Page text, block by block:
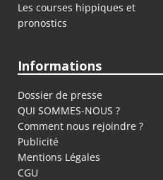
Les courses hippiques et
pronostics
Informations
Dossier de presse
QUI SOMMES-NOUS ?
Comment nous rejoindre ?
Publicité
Mentions Légales
CGU